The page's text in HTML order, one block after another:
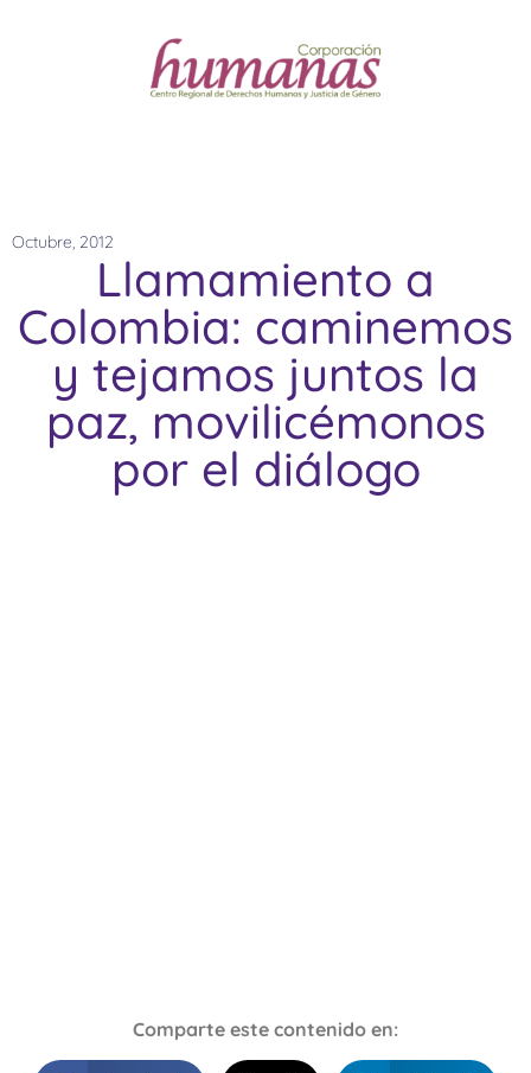
Octubre, 2012
Llamamiento a
Colombia: caminemos
y tejamos juntos la
paz, movilicémonos
por el diálogo
Comparte este contenido en: